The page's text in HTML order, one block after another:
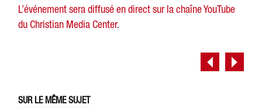
L’événement sera diffusé en direct sur la chaîne YouTube
du Christian Media Center.
SUR LE MÊME SUJET